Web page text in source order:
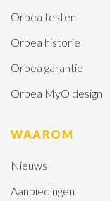
Orbea testen
Orbea historie
Orbea garantie
Orbea MyO design
WAAROM
Nieuws
Aanbiedingen